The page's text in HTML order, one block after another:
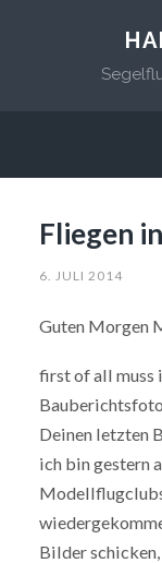
Fliegen
6. JULI 2014
Guten Morgen
first of all muss
Deinen letzten
ich bin gestern
Bilder